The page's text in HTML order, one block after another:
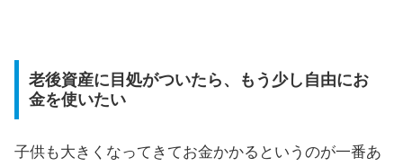
老後資産に目処がついたら、もう少し自由にお
金を使いたい
子供も大きくなってきてお金かかるというのが一番あ